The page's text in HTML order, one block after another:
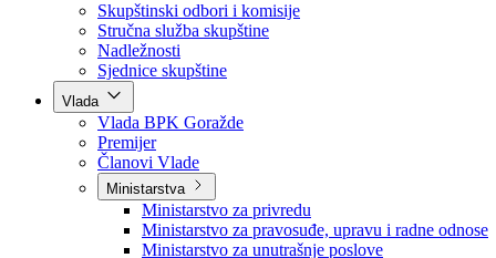
Poslanici po strankama
Poslanici po klubovima naroda
Kolegij skupštine
Skupštinski odbori i komisije
Stručna služba skupštine
Nadležnosti
Sjednice skupštine
Vlada
Vlada BPK Goražde
Premijer
Članovi Vlade
Ministarstva